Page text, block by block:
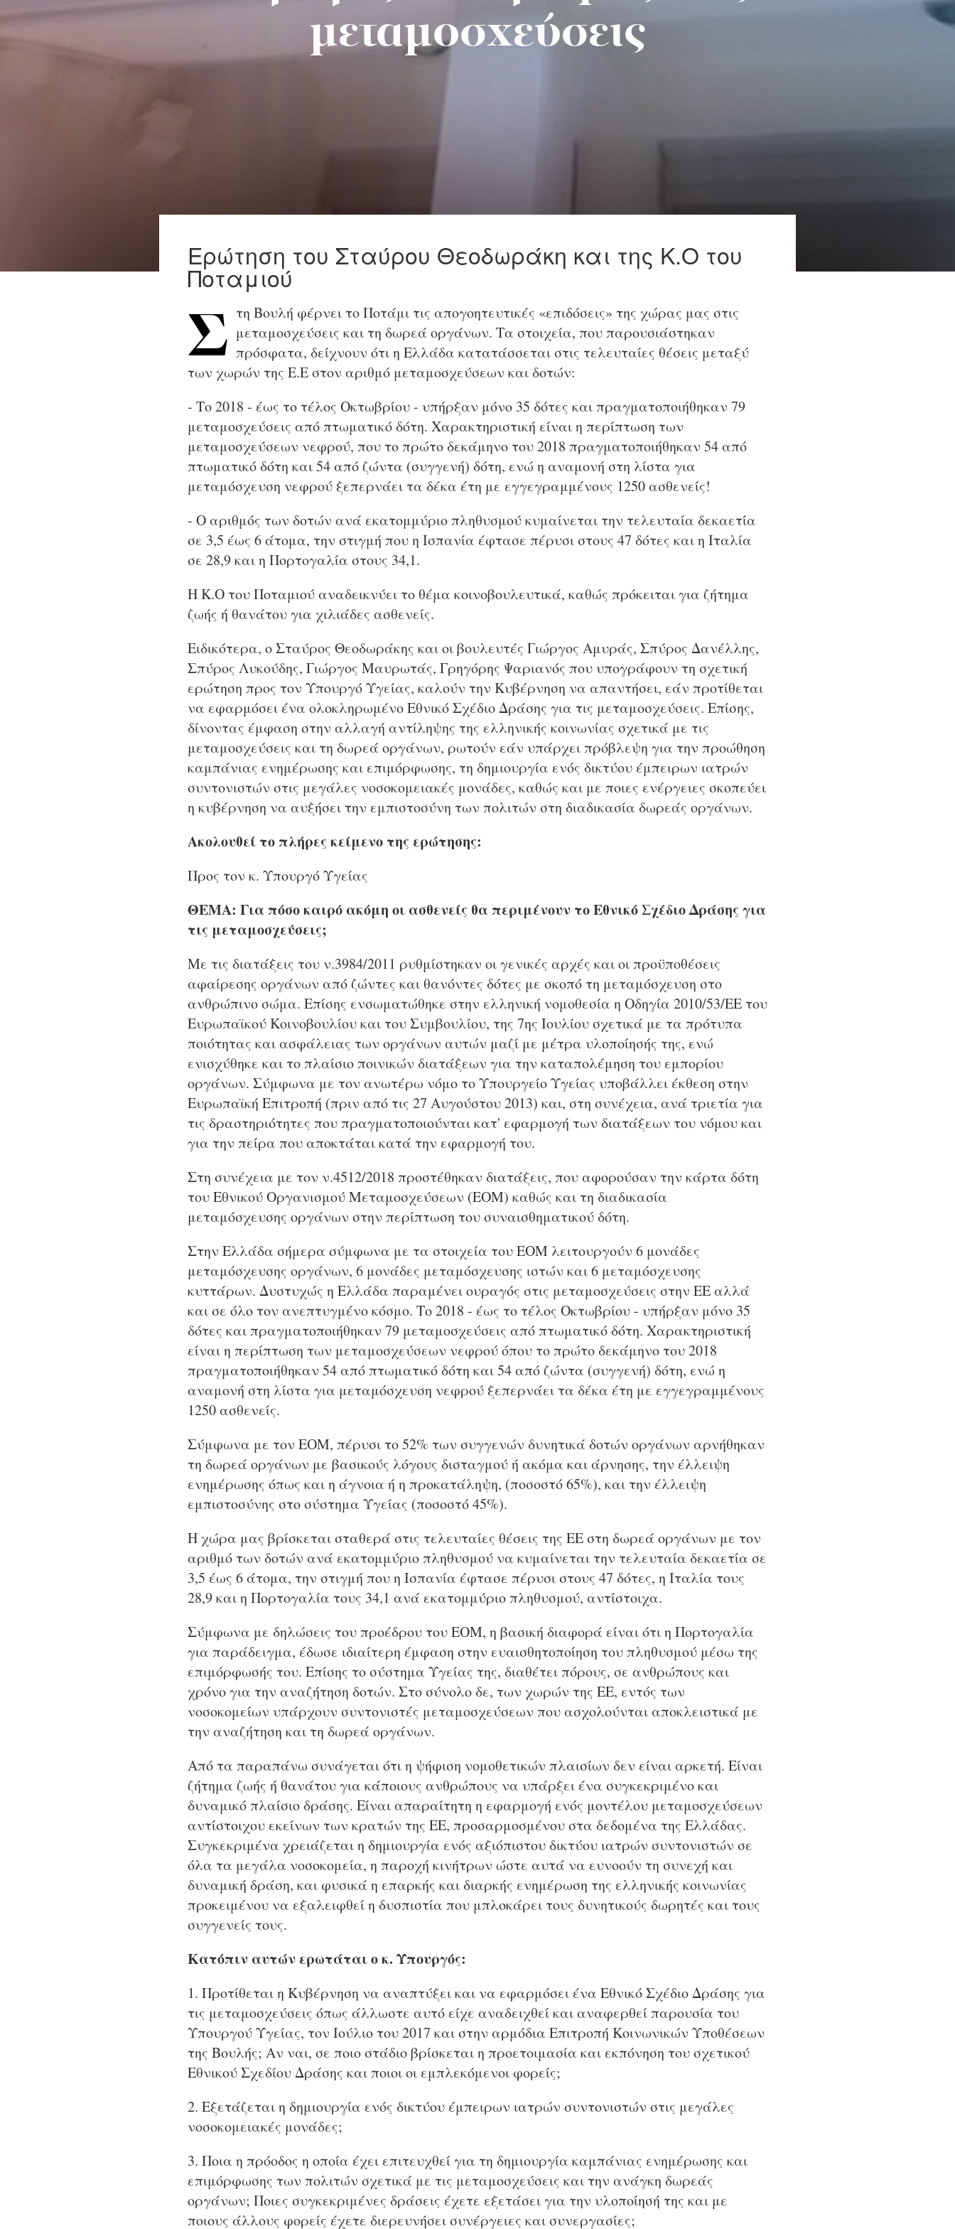
μεταμοσχεύσεις
Ερώτηση του Σταύρου Θεοδωράκη και της Κ.Ο του
Ποταμιού
Σ τη Βουλή φέρνει το Ποτάμι τις απογοητευτικές «επιδόσεις» της χώρας μας στις
μεταμοσχεύσεις και τη δωρεά οργάνων. Τα στοιχεία, που παρουσιάστηκαν
πρόσφατα, δείχνουν ότι η Ελλάδα κατατάσσεται στις τελευταίες θέσεις μεταξύ
των χωρών της Ε.Ε στον αριθμό μεταμοσχεύσεων και δοτών:
- Το 2018 - έως το τέλος Οκτωβρίου - υπήρξαν μόνο 35 δότες και πραγματοποιήθηκαν 79
μεταμοσχεύσεις από πτωματικό δότη. Χαρακτηριστική είναι η περίπτωση των
μεταμοσχεύσεων νεφρού, που το πρώτο δεκάμηνο του 2018 πραγματοποιήθηκαν 54 από
πτωματικό δότη και 54 από ζώντα (συγγενή) δότη, ενώ η αναμονή στη λίστα για
μεταμόσχευση νεφρού ξεπερνάει τα δέκα έτη με εγγεγραμμένους 1250 ασθενείς!
- O αριθμός των δοτών ανά εκατομμύριο πληθυσμού κυμαίνεται την τελευταία δεκαετία
σε 3,5 έως 6 άτομα, την στιγμή που η Ισπανία έφτασε πέρυσι στους 47 δότες και η Ιταλία
σε 28,9 και η Πορτογαλία στους 34,1.
Η Κ.Ο του Ποταμιού αναδεικνύει το θέμα κοινοβουλευτικά, καθώς πρόκειται για ζήτημα
ζωής ή θανάτου για χιλιάδες ασθενείς.
Ειδικότερα, ο Σταύρος Θεοδωράκης και οι βουλευτές Γιώργος Αμυράς, Σπύρος Δανέλλης,
Σπύρος Λυκούδης, Γιώργος Μαυρωτάς, Γρηγόρης Ψαριανός που υπογράφουν τη σχετική
ερώτηση προς τον Υπουργό Υγείας, καλούν την Κυβέρνηση να απαντήσει, εάν προτίθεται
να εφαρμόσει ένα ολοκληρωμένο Εθνικό Σχέδιο Δράσης για τις μεταμοσχεύσεις. Επίσης,
δίνοντας έμφαση στην αλλαγή αντίληψης της ελληνικής κοινωνίας σχετικά με τις
μεταμοσχεύσεις και τη δωρεά οργάνων, ρωτούν εάν υπάρχει πρόβλεψη για την προώθηση
καμπάνιας ενημέρωσης και επιμόρφωσης, τη δημιουργία ενός δικτύου έμπειρων ιατρών
συντονιστών στις μεγάλες νοσοκομειακές μονάδες, καθώς και με ποιες ενέργειες σκοπεύει
η κυβέρνηση να αυξήσει την εμπιστοσύνη των πολιτών στη διαδικασία δωρεάς οργάνων.
Ακολουθεί το πλήρες κείμενο της ερώτησης:
Προς τον κ. Υπουργό Υγείας
ΘΕΜΑ: Για πόσο καιρό ακόμη οι ασθενείς θα περιμένουν το Εθνικό Σχέδιο Δράσης για
τις μεταμοσχεύσεις;
Με τις διατάξεις του ν.3984/2011 ρυθμίστηκαν οι γενικές αρχές και οι προϋποθέσεις
αφαίρεσης οργάνων από ζώντες και θανόντες δότες με σκοπό τη μεταμόσχευση στο
ανθρώπινο σώμα. Επίσης ενσωματώθηκε στην ελληνική νομοθεσία η Οδηγία 2010/53/ΕΕ του
Ευρωπαϊκού Κοινοβουλίου και του Συμβουλίου, της 7ης Ιουλίου σχετικά με τα πρότυπα
ποιότητας και ασφάλειας των οργάνων αυτών μαζί με μέτρα υλοποίησής της, ενώ
ενισχύθηκε και το πλαίσιο ποινικών διατάξεων για την καταπολέμηση του εμπορίου
οργάνων. Σύμφωνα με τον ανωτέρω νόμο το Υπουργείο Υγείας υποβάλλει έκθεση στην
Ευρωπαϊκή Επιτροπή (πριν από τις 27 Αυγούστου 2013) και, στη συνέχεια, ανά τριετία για
τις δραστηριότητες που πραγματοποιούνται κατ' εφαρμογή των διατάξεων του νόμου και
για την πείρα που αποκτάται κατά την εφαρμογή του.
Στη συνέχεια με τον ν.4512/2018 προστέθηκαν διατάξεις, που αφορούσαν την κάρτα δότη
του Εθνικού Οργανισμού Μεταμοσχεύσεων (ΕΟΜ) καθώς και τη διαδικασία
μεταμόσχευσης οργάνων στην περίπτωση του συναισθηματικού δότη.
Στην Ελλάδα σήμερα σύμφωνα με τα στοιχεία του ΕΟΜ λειτουργούν 6 μονάδες
μεταμόσχευσης οργάνων, 6 μονάδες μεταμόσχευσης ιστών και 6 μεταμόσχευσης
κυττάρων. Δυστυχώς η Ελλάδα παραμένει ουραγός στις μεταμοσχεύσεις στην ΕΕ αλλά
και σε όλο τον ανεπτυγμένο κόσμο. Το 2018 - έως το τέλος Οκτωβρίου - υπήρξαν μόνο 35
δότες και πραγματοποιήθηκαν 79 μεταμοσχεύσεις από πτωματικό δότη. Χαρακτηριστική
είναι η περίπτωση των μεταμοσχεύσεων νεφρού όπου το πρώτο δεκάμηνο του 2018
πραγματοποιήθηκαν 54 από πτωματικό δότη και 54 από ζώντα (συγγενή) δότη, ενώ η
αναμονή στη λίστα για μεταμόσχευση νεφρού ξεπερνάει τα δέκα έτη με εγγεγραμμένους
1250 ασθενείς.
Σύμφωνα με τον ΕΟΜ, πέρυσι το 52% των συγγενών δυνητικά δοτών οργάνων αρνήθηκαν
τη δωρεά οργάνων με βασικούς λόγους δισταγμού ή ακόμα και άρνησης, την έλλειψη
ενημέρωσης όπως και η άγνοια ή η προκατάληψη, (ποσοστό 65%), και την έλλειψη
εμπιστοσύνης στο σύστημα Υγείας (ποσοστό 45%).
Η χώρα μας βρίσκεται σταθερά στις τελευταίες θέσεις της ΕΕ στη δωρεά οργάνων με τον
αριθμό των δοτών ανά εκατομμύριο πληθυσμού να κυμαίνεται την τελευταία δεκαετία σε
3,5 έως 6 άτομα, την στιγμή που η Ισπανία έφτασε πέρυσι στους 47 δότες, η Ιταλία τους
28,9 και η Πορτογαλία τους 34,1 ανά εκατομμύριο πληθυσμού, αντίστοιχα.
Σύμφωνα με δηλώσεις του προέδρου του ΕΟΜ, η βασική διαφορά είναι ότι η Πορτογαλία
για παράδειγμα, έδωσε ιδιαίτερη έμφαση στην ευαισθητοποίηση του πληθυσμού μέσω της
επιμόρφωσής του. Επίσης το σύστημα Υγείας της, διαθέτει πόρους, σε ανθρώπους και
χρόνο για την αναζήτηση δοτών. Στο σύνολο δε, των χωρών της ΕΕ, εντός των
νοσοκομείων υπάρχουν συντονιστές μεταμοσχεύσεων που ασχολούνται αποκλειστικά με
την αναζήτηση και τη δωρεά οργάνων.
Από τα παραπάνω συνάγεται ότι η ψήφιση νομοθετικών πλαισίων δεν είναι αρκετή. Είναι
ζήτημα ζωής ή θανάτου για κάποιους ανθρώπους να υπάρξει ένα συγκεκριμένο και
δυναμικό πλαίσιο δράσης. Είναι απαραίτητη η εφαρμογή ενός μοντέλου μεταμοσχεύσεων
αντίστοιχου εκείνων των κρατών της ΕΕ, προσαρμοσμένου στα δεδομένα της Ελλάδας.
Συγκεκριμένα χρειάζεται η δημιουργία ενός αξιόπιστου δικτύου ιατρών συντονιστών σε
όλα τα μεγάλα νοσοκομεία, η παροχή κινήτρων ώστε αυτά να ευνοούν τη συνεχή και
δυναμική δράση, και φυσικά η επαρκής και διαρκής ενημέρωση της ελληνικής κοινωνίας
προκειμένου να εξαλειφθεί η δυσπιστία που μπλοκάρει τους δυνητικούς δωρητές και τους
συγγενείς τους.
Κατόπιν αυτών ερωτάται ο κ. Υπουργός:
1. Προτίθεται η Κυβέρνηση να αναπτύξει και να εφαρμόσει ένα Εθνικό Σχέδιο Δράσης για
τις μεταμοσχεύσεις όπως άλλωστε αυτό είχε αναδειχθεί και αναφερθεί παρουσία του
Υπουργού Υγείας, τον Ιούλιο του 2017 και στην αρμόδια Επιτροπή Κοινωνικών Υποθέσεων
της Βουλής; Αν ναι, σε ποιο στάδιο βρίσκεται η προετοιμασία και εκπόνηση του σχετικού
Εθνικού Σχεδίου Δράσης και ποιοι οι εμπλεκόμενοι φορείς;
2. Εξετάζεται η δημιουργία ενός δικτύου έμπειρων ιατρών συντονιστών στις μεγάλες
νοσοκομειακές μονάδες;
3. Ποια η πρόοδος η οποία έχει επιτευχθεί για τη δημιουργία καμπάνιας ενημέρωσης και
επιμόρφωσης των πολιτών σχετικά με τις μεταμοσχεύσεις και την ανάγκη δωρεάς
οργάνων; Ποιες συγκεκριμένες δράσεις έχετε εξετάσει για την υλοποίησή της και με
ποιους άλλους φορείς έχετε διερευνήσει συνέργειες και συνεργασίες;